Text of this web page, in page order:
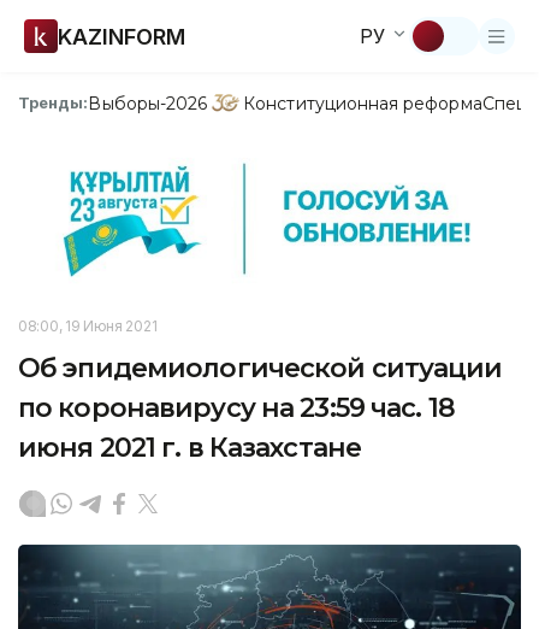
KAZINFORM РУ
Тренды:Выборы-2026 Конституционная реформа
08:00, 19 Июня 2021
Об эпидемиологической ситуации
по коронавирусу на 23:59 час. 18
июня 2021 г. в Казахстане